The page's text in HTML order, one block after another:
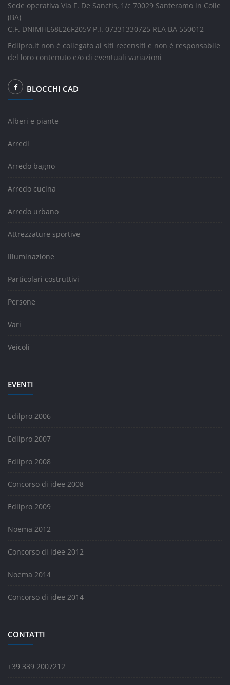
Sede operativa Via F. De Sanctis, 1/c 70029 Santeramo in Colle
(BA)
C.F. DNIMHL68E26F205V P.I. 07331330725 REA BA 550012
Edilpro.it non è collegato ai siti recensiti e non è responsabile
del loro contenuto e/o di eventuali variazioni
BLOCCHI CAD
Alberi e piante
Arredi
Arredo bagno
Arredo cucina
Arredo urbano
Attrezzature sportive
Illuminazione
Particolari costruttivi
Persone
Vari
Veicoli
EVENTI
Edilpro 2006
Edilpro 2007
Edilpro 2008
Concorso di idee 2008
Edilpro 2009
Noema 2012
Concorso di idee 2012
Noema 2014
Concorso di idee 2014
CONTATTI
+39 339 2007212